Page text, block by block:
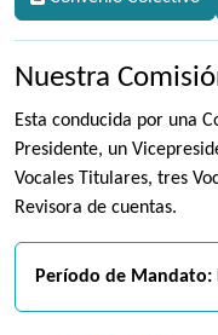
Nuestra
Esta conducida por una
Presidente, un
Vocales Titulares, tres
Revisora de cuentas.
Período de Mandato: